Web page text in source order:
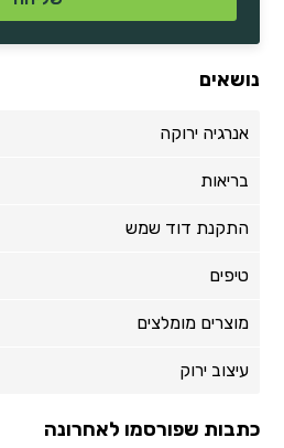
נושאים
אנרגיה ירוקה
בריאות
התקנת דוד שמש
טיפים
מוצרים מומלצים
עיצוב ירוק
כתבות שפורסמו לאחרונה